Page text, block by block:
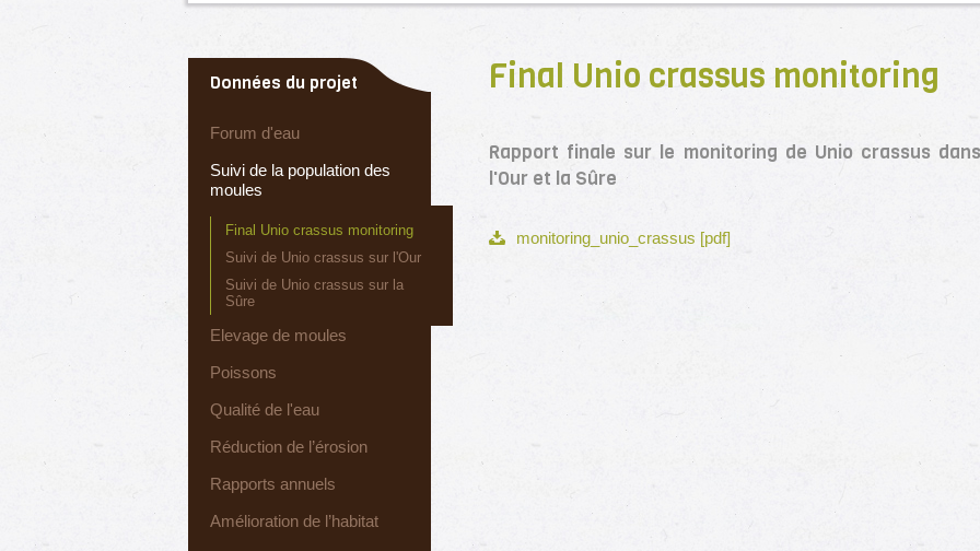
Données du projet
Forum d'eau
Suivi de la population des
moules
Final Unio crassus monitoring
Suivi de Unio crassus sur l'Our
Suivi de Unio crassus sur la
Sûre
Elevage de moules
Poissons
Qualité de l'eau
Réduction de l’érosion
Rapports annuels
Amélioration de l’habitat
Final Unio crassus monitoring
Rapport finale sur le monitoring de Unio crassus dans
l'Our et la Sûre
monitoring_unio_crassus [pdf]